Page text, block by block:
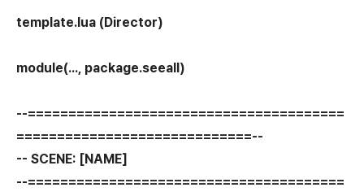
template.lua (Director)
module(..., package.seeall)
--=======================================
=============================--
-- SCENE: [NAME]
--=======================================